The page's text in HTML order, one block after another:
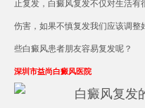
止复发，白癜风复发不仅对生活
伤害，如果不慎复发我们应该调
些白癜风患者朋友容易复发呢？
深圳市益尚白癜风医院